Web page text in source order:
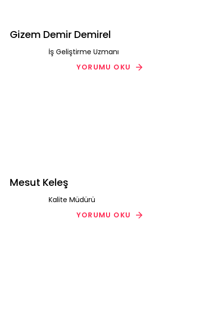
Gizem Demir Demirel
İş Geliştirme Uzmanı
YORUMU OKU
Mesut Keleş
Kalite Müdürü
YORUMU OKU